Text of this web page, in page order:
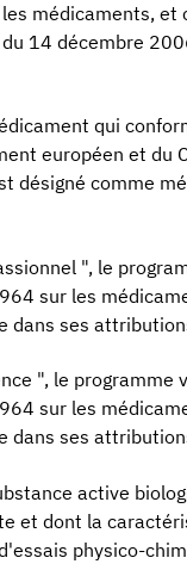
médicaments, et
14 décembre
qui
européen et du
désigné comme
", le
sur les
dans ses
", le programme
sur les
dans ses
active
et dont la
physico-